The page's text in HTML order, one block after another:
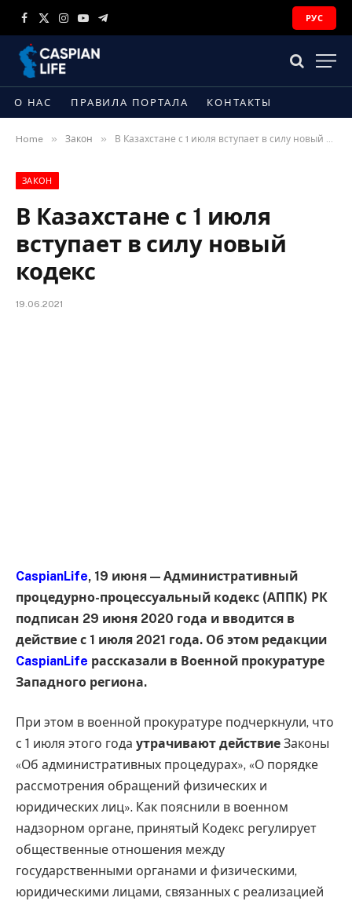
Facebook
X
Instagram
YouTubeTelegram
РУС
О НАС ПРАВИЛА ПОРТАЛА КОНТАКТЫ
Home » Закон » В Казахстане с 1 июля вступает в силу новый кодекс
ЗАКОН
В Казахстане с 1 июля
вступает в силу новый
кодекс
19.06.2021
CaspianLife, 19 июня — Административный
процедурно-процессуальный кодекс (АППК) РК
подписан 29 июня 2020 года и вводится в
действие с 1 июля 2021 года. Об этом редакции
CaspianLife рассказали в Военной прокуратуре
Западного региона.
При этом в военной прокуратуре подчеркнули, что
с 1 июля этого года утрачивают действие Законы
«Об административных процедурах», «О порядке
рассмотрения обращений физических и
юридических лиц». Как пояснили в военном
надзорном органе, принятый Кодекс регулирует
общественные отношения между
государственными органами и физическими,
юридическими лицами, связанных с реализацией